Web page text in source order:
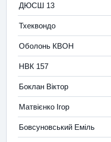
ДЮСШ 13
Тхеквондо
Оболонь КВОН
НВК 157
Боклан Віктор
Матвієнко Ігор
Бовсуновський Еміль